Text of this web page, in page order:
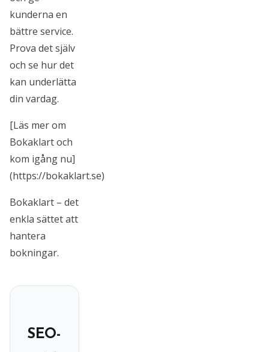
kunderna en
bättre service.
Prova det själv
och se hur det
kan underlätta
din vardag.
[Läs mer om
Bokaklart och
kom igång nu]
(https://bokaklart.se)
Bokaklart – det
enkla sättet att
hantera
bokningar.
SEO-